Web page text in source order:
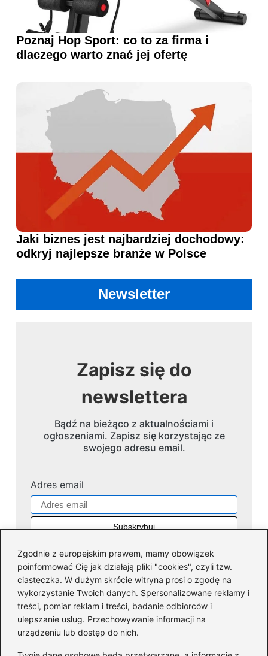
Zgodnie z europejskim prawem, mamy obowiązek
poinformować Cię jak działają pliki "cookies", czyli tzw.
ciasteczka. W dużym skrócie witryna prosi o zgodę na
wykorzystanie Twoich danych. Spersonalizowane reklamy i
treści, pomiar reklam i treści, badanie odbiorców i
ulepszanie usług. Przechowywanie informacji na
urządzeniu lub dostęp do nich.
Poznaj Hop Sport: co to za firma i
dlaczego warto znać jej ofertę
Jaki biznes jest najbardziej dochodowy:
odkryj najlepsze branże w Polsce
Newsletter
Zapisz się do
newslettera
Bądź na bieżąco z aktualnościami i
ogłoszeniami. Zapisz się korzystając ze
swojego adresu email.
Adres email
Kategorie
Dofinansowania(36)
Firmy (45)